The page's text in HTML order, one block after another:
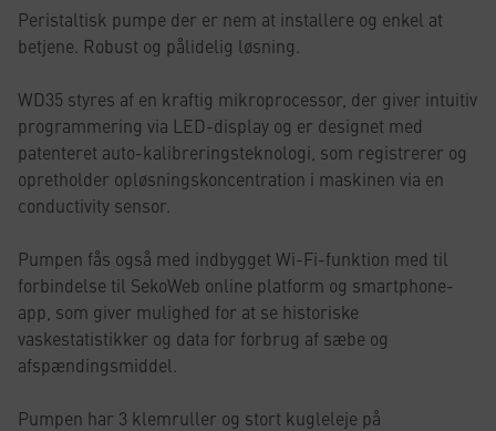
Peristaltisk pumpe der er nem at installere og enkel at
betjene. Robust og pålidelig løsning.
WD35 styres af en kraftig mikroprocessor, der giver intuitiv
programmering via LED-display og er designet med
patenteret auto-kalibreringsteknologi, som registrerer og
opretholder opløsningskoncentration i maskinen via en
conductivity sensor.
Pumpen fås også med indbygget Wi-Fi-funktion med til
forbindelse til SekoWeb online platform og smartphone-
app, som giver mulighed for at se historiske
vaskestatistikker og data for forbrug af sæbe og
afspændingsmiddel.
Pumpen har 3 klemruller og stort kugleleje på